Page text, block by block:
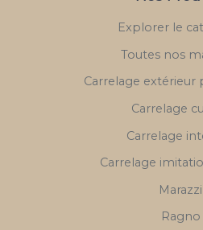
Explorer le
Toutes nos
Carrelage extérieur
Carrelage
Carrelage
Carrelage
Marazzi
Ragno